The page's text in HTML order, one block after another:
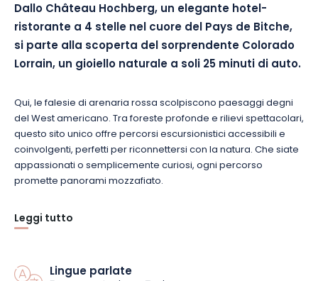
Dallo Château Hochberg, un elegante hotel-
ristorante a 4 stelle nel cuore del Pays de Bitche,
si parte alla scoperta del sorprendente Colorado
Lorrain, un gioiello naturale a soli 25 minuti di auto.
Qui, le falesie di arenaria rossa scolpiscono paesaggi degni
del West americano. Tra foreste profonde e rilievi spettacolari,
questo sito unico offre percorsi escursionistici accessibili e
coinvolgenti, perfetti per riconnettersi con la natura. Che siate
appassionati o semplicemente curiosi, ogni percorso
promette panorami mozzafiato.
Dopo tanta fatica, tornate nel raffinato comfort di Château
Hochberg. Camere eleganti, cucina deliziosa e ambienti
naturale. La combinazione perfetta di avventura e relax, per
Leggi tutto
Lingue parlate